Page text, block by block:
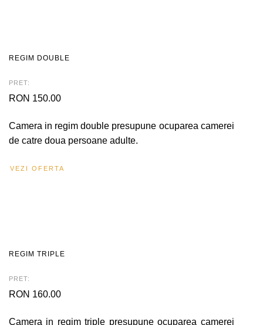
REGIM DOUBLE
PRET:
RON 150.00
Camera in regim double presupune ocuparea camerei
de catre doua persoane adulte.
VEZI OFERTA
REGIM TRIPLE
PRET:
RON 160.00
Camera in regim triple presupune ocuparea camerei